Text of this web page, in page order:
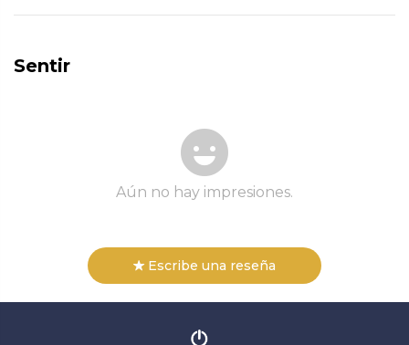
Sentir
Aún no hay impresiones.
Escribe una reseña